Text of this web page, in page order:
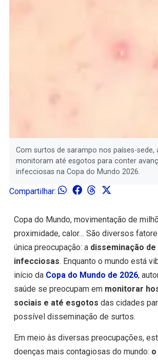
Com surtos de sarampo nos países-sede,
monitoram até esgotos para conter
infecciosas na Copa do Mundo 2026.
Compartilhar:
Copa do Mundo, movimentação de
proximidade, calor… São diversos
única preocupação: a disseminação
infecciosas. Enquanto o mundo está
início da Copa do Mundo de 2026,
saúde se preocupam em monitorar
sociais e até esgotos das cidades
possível disseminação de surtos.
Em meio às diversas preocupações,
doenças mais contagiosas do mundo: